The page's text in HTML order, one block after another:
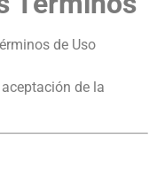
de Uso
de la